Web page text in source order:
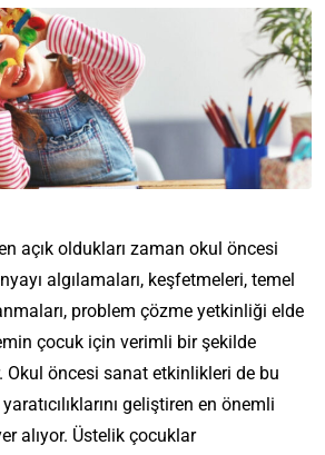
açık oldukları zaman okul öncesi
algılamaları, keşfetmeleri, temel
problem çözme yetkinliği elde
çocuk için verimli bir şekilde
Okul öncesi sanat etkinlikleri de bu
geliştiren en önemli
alıyor. Üstelik çocuklar